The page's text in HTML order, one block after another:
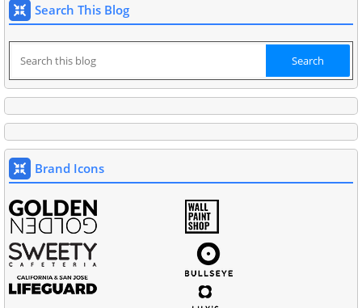
Search This Blog
Brand Icons